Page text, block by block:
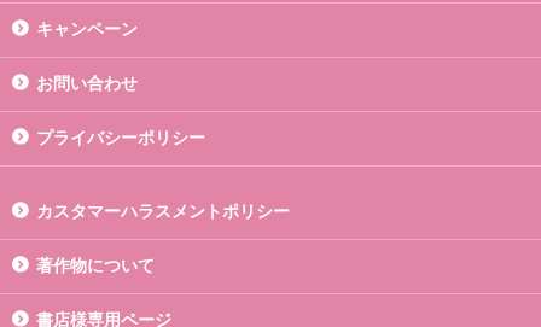
キャンペーン
お問い合わせ
プライバシーポリシー
カスタマーハラスメントポリシー
著作物について
書店様専用ページ